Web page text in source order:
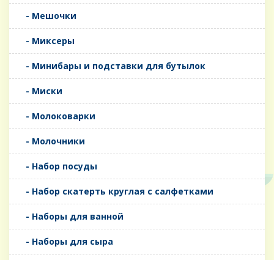
- Мешочки
- Миксеры
- Минибары и подставки для бутылок
- Миски
- Молоковарки
- Молочники
- Набор посуды
- Набор скатерть круглая с салфетками
- Наборы для ванной
- Наборы для сыра